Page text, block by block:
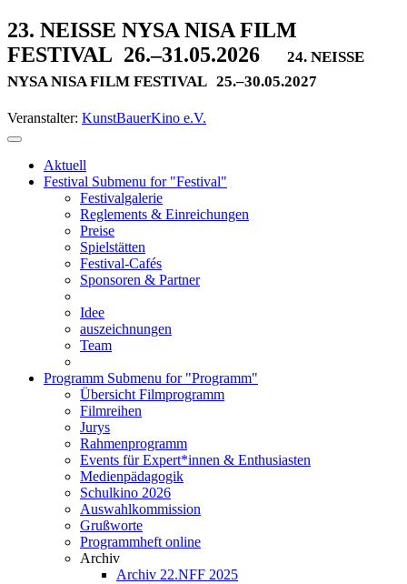
23. NEISSE NYSA NISA FILM
FESTIVAL 26.–31.05.2026
24. NEISSE
NYSA NISA FILM FESTIVAL 25.–30.05.2027
Veranstalter: KunstBauerKino e.V.
Aktuell
Festival Submenu for "Festival"
Festivalgalerie
Reglements & Einreichungen
Preise
Spielstätten
Festival-Cafés
Sponsoren & Partner
Idee
auszeichnungen
Team
Programm Submenu for "Programm"
Übersicht Filmprogramm
Filmreihen
Jurys
Rahmenprogramm
Events für Expert*innen & Enthusiasten
Medienpädagogik
Schulkino 2026
Auswahlkommission
Grußworte
Programmheft online
Archiv
Archiv 22.NFF 2025